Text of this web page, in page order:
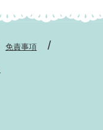
免責事項